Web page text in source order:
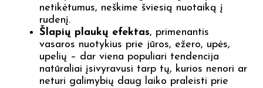
netikėtumus, neškime šviesią nuotaiką į
rudenį.
Šlapių plaukų efektas, primenantis
vasaros nuotykius prie jūros, ežero, upės,
upelių – dar viena populiari tendencija
natūraliai įsivyravusi tarp tų, kurios nenori ar
neturi galimybių daug laiko praleisti prie